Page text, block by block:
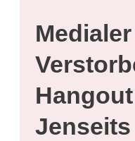
Jenseits